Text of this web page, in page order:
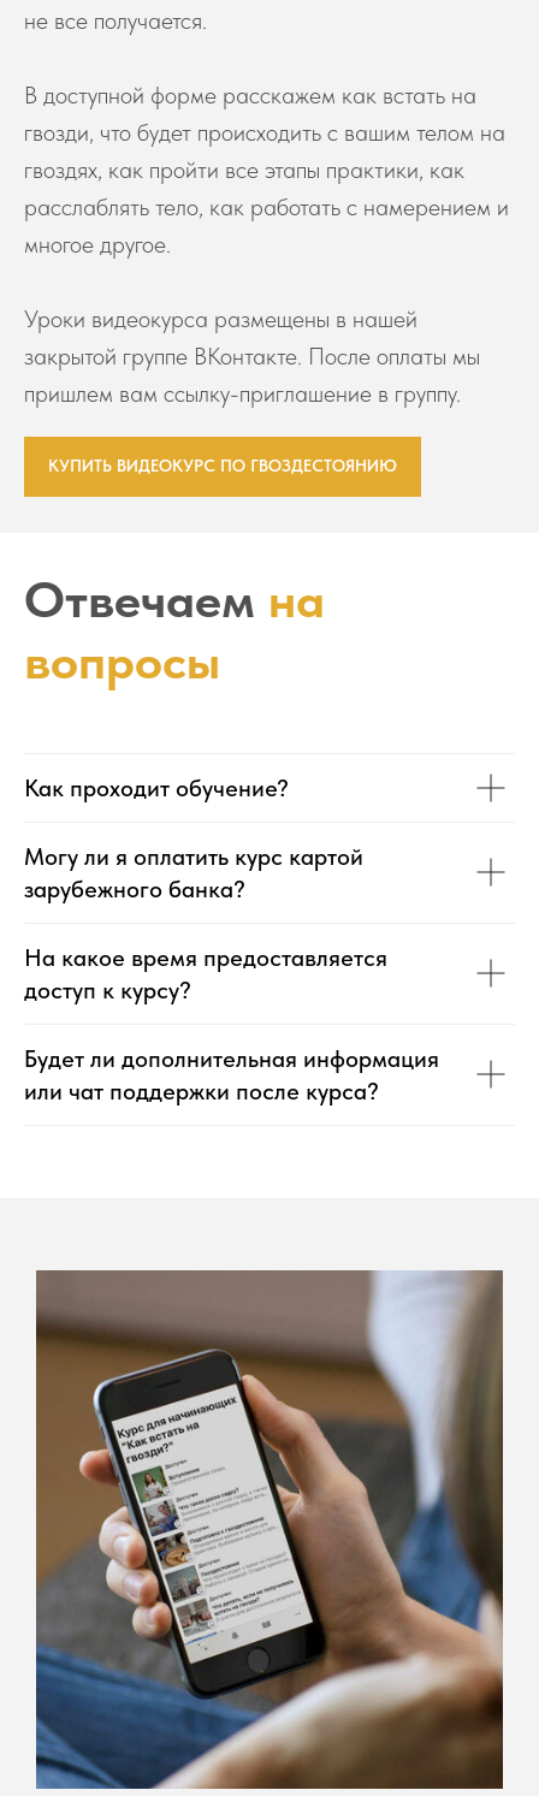
не все получается.
В доступной форме расскажем как встать на
гвозди, что будет происходить с вашим телом на
гвоздях, как пройти все этапы практики, как
расслаблять тело, как работать с намерением и
многое другое.
Уроки видеокурса размещены в нашей
закрытой группе ВКонтакте. После оплаты мы
пришлем вам ссылку-приглашение в группу.
КУПИТЬ ВИДЕОКУРС ПО ГВОЗДЕСТОЯНИЮ
Отвечаем на
вопросы
Как проходит обучение?
Могу ли я оплатить курс картой
зарубежного банка?
На какое время предоставляется
доступ к курсу?
Будет ли дополнительная информация
или чат поддержки после курса?